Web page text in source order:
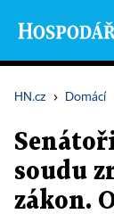
HN.cz › Domácí
soudu
zákon.